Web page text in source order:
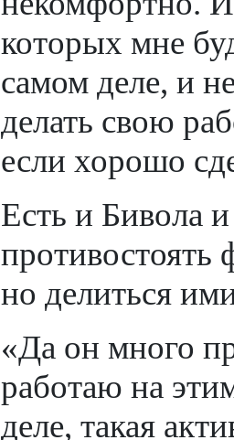
которых мне
самом деле, и
делать свою
если хорошо
Есть и Бивола
противостоять
но делиться
«Да он много
работаю на
деле, такая